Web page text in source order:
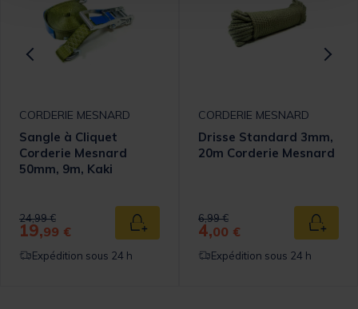
panier
CORDERIE MESNARD
Sangle à Cliquet
Corderie Mesnard
50mm, 9m, Kaki
Price reduced from
24,99 €to
19,99 € Ajouter au panier
Expédition sous 24 h
CORDERIE MESNARD
Drisse Standard 3mm,
20m Corderie Mesnard
Price reduced from
6,99 €to
4,00 €
Expédition sous 24 h